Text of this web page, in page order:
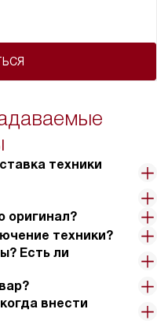
техники
оригинал?
техники?
Есть ли
внести